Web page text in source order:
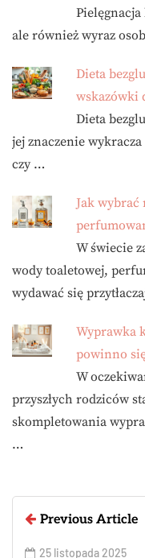
ale również wyraz
Dieta
wskazówki
Dieta
jej znaczenie
czy …
Jak wybrać
W świecie
wody toaletowej,
wydawać się
Wyprawka
powinno
W
przyszłych rodziców
skompletowania
…
Previous Article
25 listopada 2025